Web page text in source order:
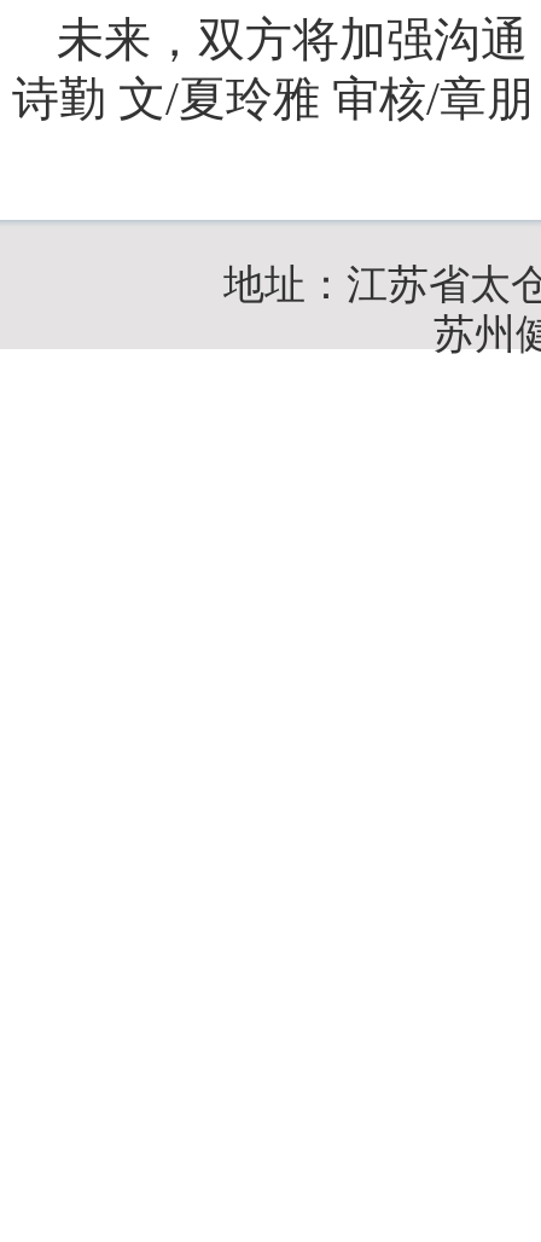
未来，双方将加强沟
诗勤 文/夏玲雅 审核/章
地址：江苏省太
苏州